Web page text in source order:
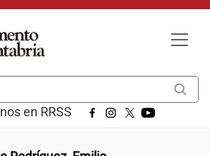
principal
en RRSS